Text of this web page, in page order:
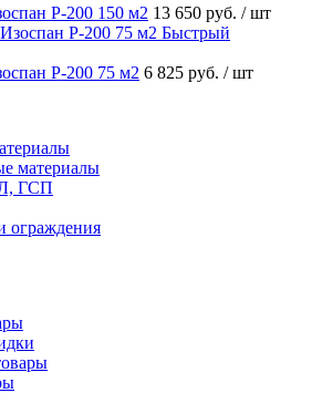
P-200 150 м2 13 650 руб. / шт
Быстрый
P-200 75 м2 6 825 руб. / шт
материалы
ГСП
ограждения